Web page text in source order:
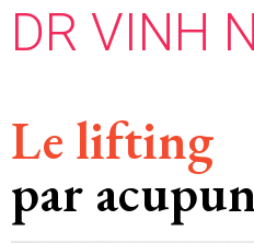
DR VINH
Le lifting
par